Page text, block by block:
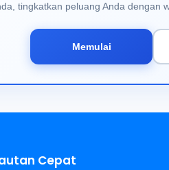
tingkatkan peluang Anda
Memulai
Cepat